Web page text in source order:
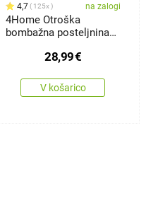
4,7 125x na zalogi
4Home Otroška
bombažna posteljnina
70 x 90 cm28,99€
V košarico